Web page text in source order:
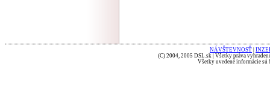
NÁVŠTEVNOSŤ
(C) 2004, 2005 DSL.sk | Všetky práva
Všetky uvedené informácie sú